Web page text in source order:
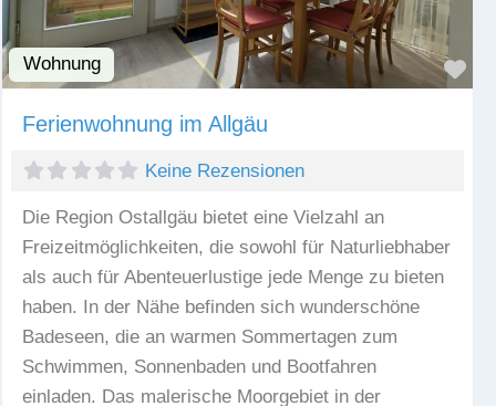
Wohnung
Ferienwohnung im Allgäu
Keine Rezensionen
Die Region Ostallgäu bietet eine Vielzahl an
Freizeitmöglichkeiten, die sowohl für Naturliebhaber
als auch für Abenteuerlustige jede Menge zu bieten
haben. In der Nähe befinden sich wunderschöne
Badeseen, die an warmen Sommertagen zum
Schwimmen, Sonnenbaden und Bootfahren
einladen. Das malerische Moorgebiet in der